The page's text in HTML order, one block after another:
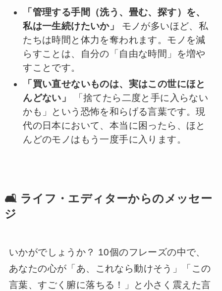
「管理する手間（洗う、畳む、探す）を、
私は一生続けたいか」
モノが多いほど、私
たちは時間と体力を奪われます。モノを減
らすことは、自分の「自由な時間」を増や
すことです。
「買い直せないものは、実はこの世にほと
んどない」
「捨てたら二度と手に入らない
かも」という恐怖を和らげる言葉です。現
代の日本において、本当に困ったら、ほと
んどのモノはもう一度手に入ります。
🛋️ ライフ・エディターからのメッセー
ジ
いかがでしょうか？ 10個のフレーズの中で、
あなたの心が「あ、これなら動けそう」「この
言葉、すごく腑に落ちる！」と小さく震えた言